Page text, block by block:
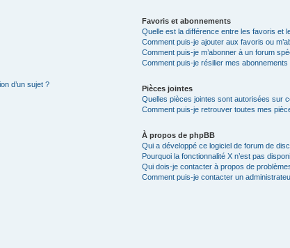
d’un sujet ?
Favoris et abonnements
Quelle est la différence entre les favoris et
Comment puis-je ajouter aux favoris ou
Comment puis-je m’abonner à un forum
Comment puis-je résilier mes abonnements
Pièces jointes
Quelles pièces jointes sont autorisées sur
Comment puis-je retrouver toutes mes
À propos de phpBB
Qui a développé ce logiciel de forum de
Pourquoi la fonctionnalité X n’est pas
Qui dois-je contacter à propos de
Comment puis-je contacter un